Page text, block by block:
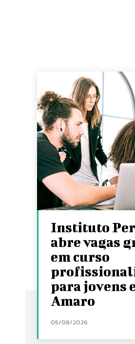
Instituto
abre vagas
em curso
para jovens
Amaro
05/08/2026